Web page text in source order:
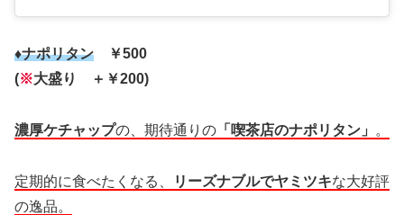
♦ナポリタン ￥500
(※大盛り ＋￥200)
濃厚ケチャップの、期待通りの 「喫茶店のナポリタン」 。
定期的に食べたくなる、 リーズナブルでヤミツキな大好評
の逸品。